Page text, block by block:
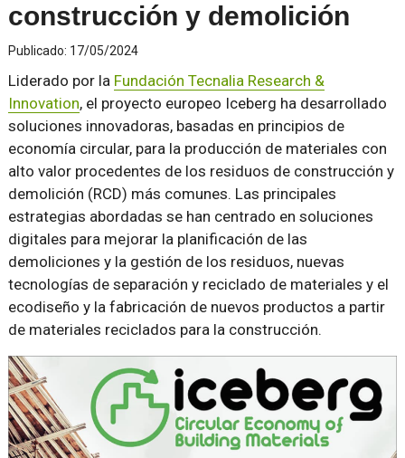
construcción y demolición
Publicado: 17/05/2024
Liderado por la Fundación Tecnalia Research &
Innovation, el proyecto europeo Iceberg ha desarrollado
soluciones innovadoras, basadas en principios de
economía circular, para la producción de materiales con
alto valor procedentes de los residuos de construcción y
demolición (RCD) más comunes. Las principales
estrategias abordadas se han centrado en soluciones
digitales para mejorar la planificación de las
demoliciones y la gestión de los residuos, nuevas
tecnologías de separación y reciclado de materiales y el
ecodiseño y la fabricación de nuevos productos a partir
de materiales reciclados para la construcción.